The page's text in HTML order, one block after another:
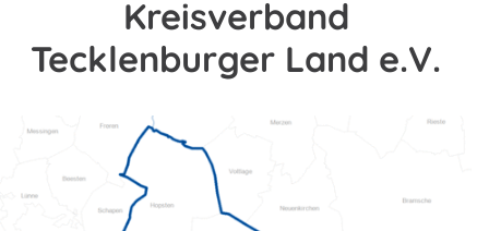
Kreisverband
Tecklenburger Land e.V.